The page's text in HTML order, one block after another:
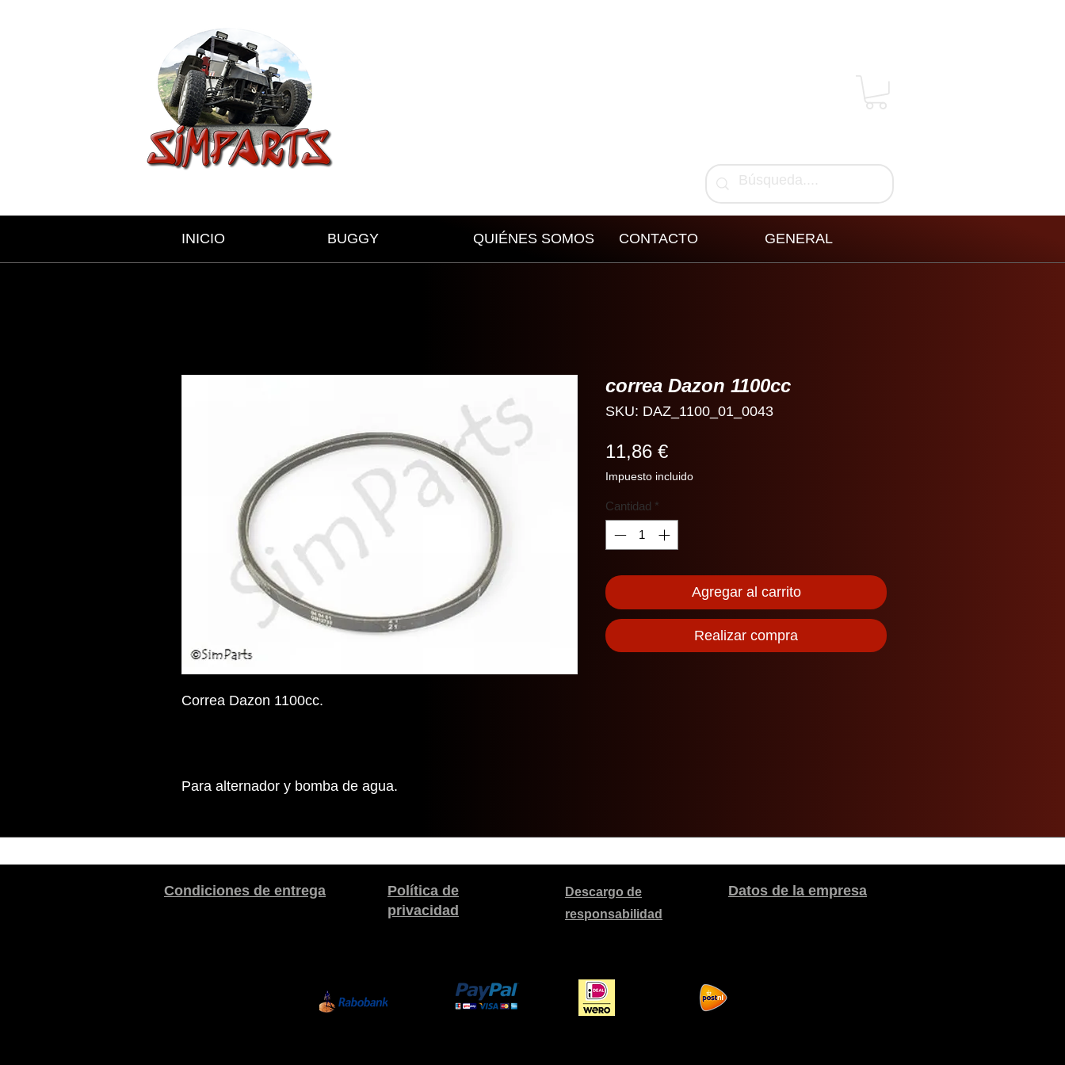
INICIO BUGGY QUIÉNES SOMOS CONTACTO GENERAL
Correa Dazon 1100cc.
Para alternador y bomba de agua.
correa Dazon 1100cc
SKU: DAZ_1100_01_0043
11,86 €Precio
Impuesto incluido
Cantidad *
Agregar al carrito
Realizar compra
Condiciones de entrega
Política de
privacidad
Descargo de
responsabilidad
Datos de la empresa